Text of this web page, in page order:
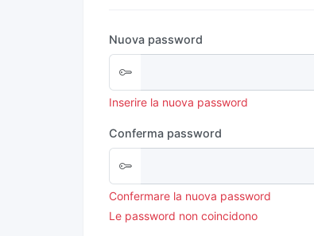
Nuova password
Inserire la nuova password
Conferma password
Confermare la nuova password
Le password non coincidono